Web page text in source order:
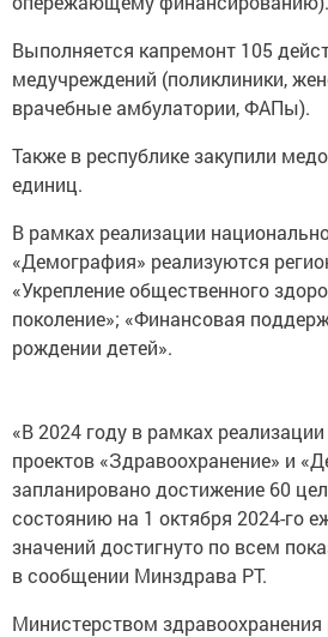
Выполняется капремонт 105
медучреждений (поликлиники,
врачебные амбулатории, ФАПы).
Также в республике закупили
единиц.
В рамках реализации
«Демография» реализуются
«Укрепление общественного
поколение»; «Финансовая
рождении детей».
«В 2024 году в рамках
проектов «Здравоохранение» и
запланировано достижение 60
состоянию на 1 октября 2024-го
значений достигнуто по всем
в сообщении Минздрава РТ.
Министерством здравоохранения